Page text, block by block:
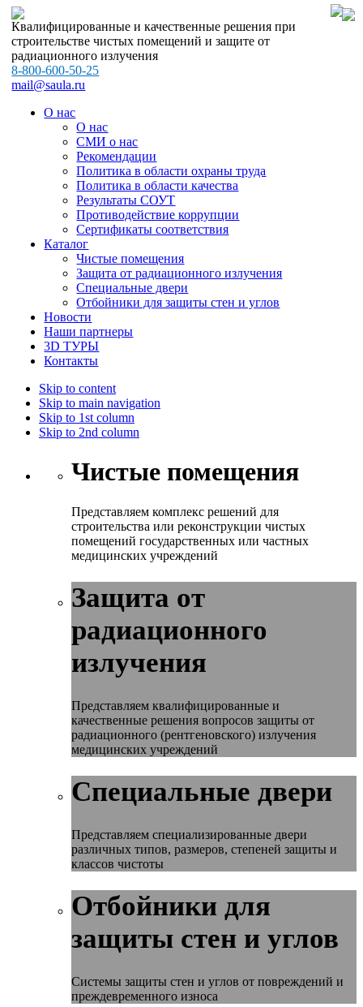
Квалифицированные и качественные решения при
строительстве чистых помещений и защите от
радиационного излучения
8-800-600-50-25
mail@saula.ru
О нас
О нас
СМИ о нас
Рекомендации
Политика в области охраны труда
Политика в области качества
Результаты СОУТ
Противодействие коррупции
Сертификаты соответствия
Каталог
Чистые помещения
Защита от радиационного излучения
Специальные двери
Отбойники для защиты стен и углов
Новости
Наши партнеры
3D ТУРЫ
Контакты
Skip to content
Skip to main navigation
Skip to 1st column
Skip to 2nd column
Чистые помещения
Представляем комплекс решений для
строительства или реконструкции чистых
помещений государственных или частных
медицинских учреждений
Защита от
радиационного
излучения
Представляем квалифицированные и
качественные решения вопросов защиты от
радиационного (рентгеновского) излучения
медицинских учреждений
Специальные двери
Представляем специализированные двери
различных типов, размеров, степеней защиты и
классов чистоты
Отбойники для
защиты стен и углов
Системы защиты стен и углов от повреждений и
преждевременного износа